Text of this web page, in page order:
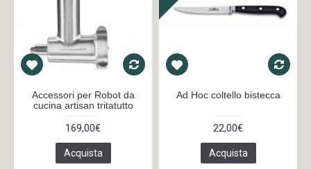
Accessori per Robot da
cucina artisan tritatutto
169,00€
Acquista
Ad Hoc coltello bistecca
22,00€
Acquista